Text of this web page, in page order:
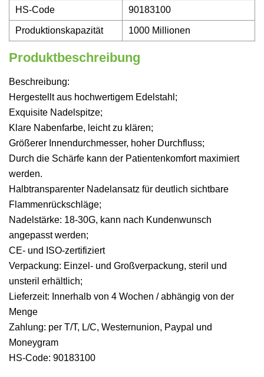
HS-Code 90183100
Produktionskapazität 1000 Millionen
Produktbeschreibung
Beschreibung:
Hergestellt aus hochwertigem Edelstahl;
Exquisite Nadelspitze;
Klare Nabenfarbe, leicht zu klären;
Größerer Innendurchmesser, hoher Durchfluss;
Durch die Schärfe kann der Patientenkomfort maximiert
werden.
Halbtransparenter Nadelansatz für deutlich sichtbare
Flammenrückschläge;
Nadelstärke: 18-30G, kann nach Kundenwunsch
angepasst werden;
CE- und ISO-zertifiziert
Verpackung: Einzel- und Großverpackung, steril und
unsteril erhältlich;
Lieferzeit: Innerhalb von 4 Wochen / abhängig von der
Menge
Zahlung: per T/T, L/C, Westernunion, Paypal und
Moneygram
HS-Code: 90183100